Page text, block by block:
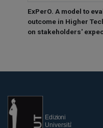
ExPerO. A model to
outcome in Higher
on stakeholders'